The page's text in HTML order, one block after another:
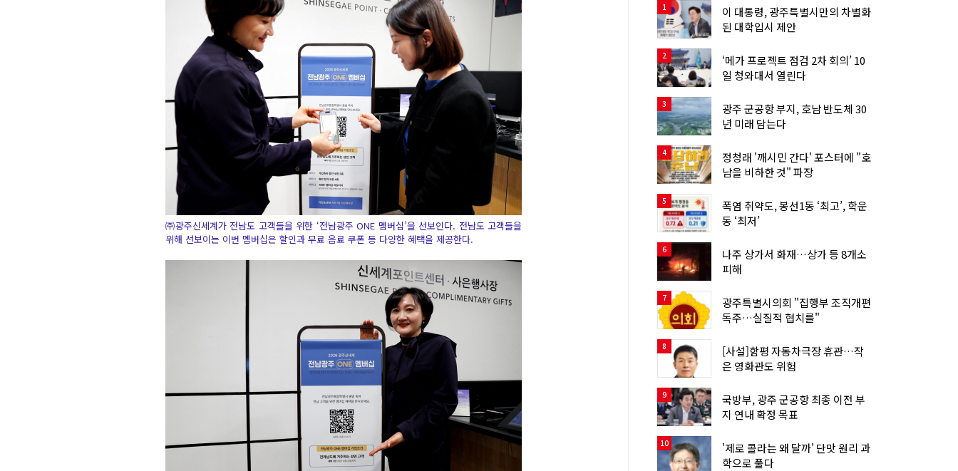
㈜광주신세계가 전남도 고객들을 위한 ‘전남광주 ONE 멤버십’을 선보인다. 전남도 고객들을
위해 선보이는 이번 멤버십은 할인과 무료 음료 쿠폰 등 다양한 혜택을 제공한다.
1
이 대통령, 광주특별시만의 차별화
된 대학입시 제안
2
‘메가 프로젝트 점검 2차 회의’ 10
일 청와대서 열린다
3
광주 군공항 부지, 호남 반도체 30
년 미래 담는다
4
정청래 '깨시민 간다' 포스터에 "호
남을 비하한 것" 파장
5
폭염 취약도, 봉선1동 ‘최고’, 학운
동 ‘최저’
6
나주 상가서 화재…상가 등 8개소
피해
7
광주특별시의회 "집행부 조직개편
독주…실질적 협치를"
8
[사설]함평 자동차극장 휴관…작
은 영화관도 위험
9
국방부, 광주 군공항 최종 이전 부
지 연내 확정 목표
10
'제로 콜라는 왜 달까' 단맛 원리 과
학으로 풀다